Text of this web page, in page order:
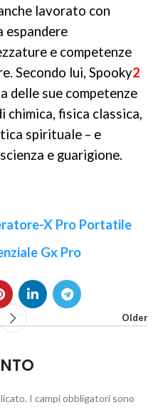
lavorato con
espandere
e competenze
Secondo lui, Spooky2
delle sue competenze
chimica, fisica classica,
spirituale – e
e guarigione.
X Pro Portatile
Gx Pro
Older
I campi obbligatori sono